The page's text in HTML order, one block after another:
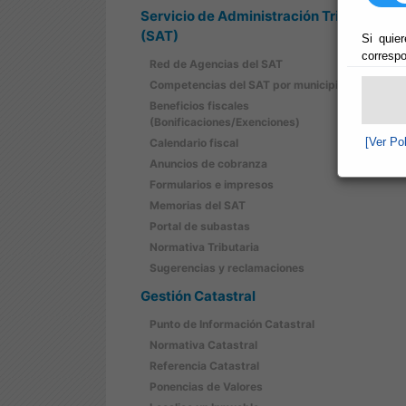
Si
[Ver
Servicio de Administración Tributaria
(SAT)
Red de Agencias del SAT
Competencias del SAT por municipios
Beneficios fiscales
(Bonificaciones/Exenciones)
Calendario fiscal
Anuncios de cobranza
Formularios e impresos
Memorias del SAT
Portal de subastas
Normativa Tributaria
Sugerencias y reclamaciones
Gestión Catastral
Punto de Información Catastral
Normativa Catastral
Referencia Catastral
Ponencias de Valores